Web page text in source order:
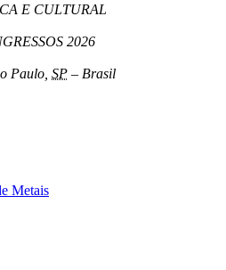
E CULTURAL
2026
Paulo SP – Brasil
Metais